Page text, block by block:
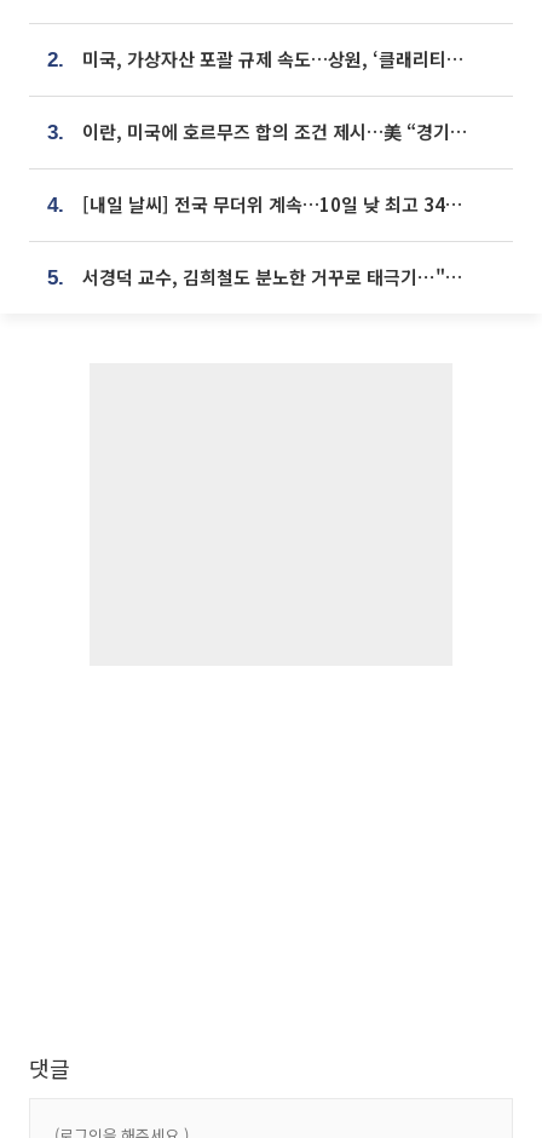
2. 미국, 가상자산 포괄 규제 속도…상원, ‘클래리티법’ 9월 절차투표 추진
3. 이란, 미국에 호르무즈 합의 조건 제시…美 “경기 아직 안 끝나” [종합]
4. [내일 날씨] 전국 무더위 계속…10일 낮 최고 34도 육박
5. 서경덕 교수, 김희철도 분노한 거꾸로 태극기⋯"엉터리는 아냐, 아쉬울 뿐"
댓글